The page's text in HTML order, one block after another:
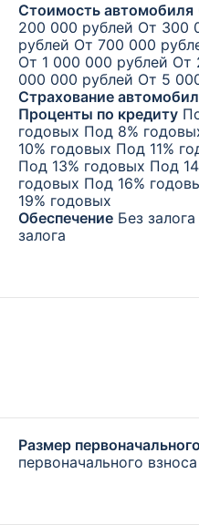
Стоимость автомобиля
200 000 рублей От 300
рублей От 700 000
От 1 000 000 рублей От
000 000 рублей От 5
Страхование
Проценты по кредиту
годовых Под 8%
10% годовых Под 11%
Под 13% годовых Под
годовых Под 16%
19% годовых
Обеспечение Без
залога
Размер
первоначального взноса